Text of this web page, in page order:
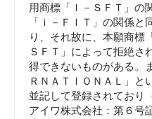
用商標「Ｉ－ＳＦＴ」の
「ｉ－ＦＩＴ」の関係
り、それ故に、本願商標
ＳＦＴ」によって拒絶さ
得できないものがある。
ＲＮＡＴＩＯＮＡＬ」と
並記して登録されており
アイワ株式会社：第６号